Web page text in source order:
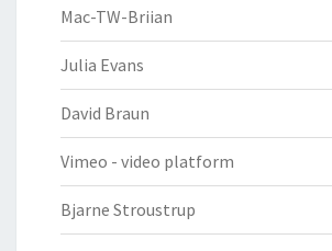
Mac-TW-Briian
Julia Evans
David Braun
Vimeo - video platform
Bjarne Stroustrup